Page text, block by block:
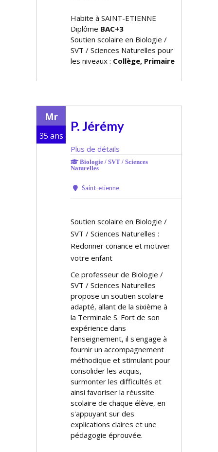
Habite à SAINT-ETIENNE
Diplôme BAC+3
Soutien scolaire en Biologie /
SVT / Sciences Naturelles pour
les niveaux : Collège, Primaire
Mr
35 ans
P. Jérémy
Plus de détails
Biologie / SVT / Sciences
Naturelles
Saint-etienne
Soutien scolaire en Biologie /
SVT / Sciences Naturelles :
Redonner confiance et motiver
votre enfant
Ce professeur de Biologie /
SVT / Sciences Naturelles
propose un soutien scolaire
adapté, allant de la sixième à
la Terminale S. Fort de son
expérience dans
l'enseignement, il s'engage à
fournir un accompagnement
méthodique et stimulant pour
consolider les acquis,
surmonter les difficultés et
ainsi favoriser la réussite
scolaire de chaque élève, en
s'appuyant sur des
explications claires et une
pédagogie éprouvée.